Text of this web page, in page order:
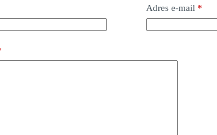
Adres e-mail *